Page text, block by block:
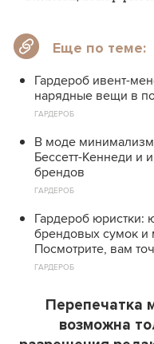
Еще по теме:
Гардероб ивент-
нарядные вещи в
ГАРДЕРОБ
В моде
Бессетт-Кеннеди и
брендов
ГАРДЕРОБ
Гардероб юристки:
брендовых сумок и
Посмотрите, вам
ГАРДЕРОБ
Перепечатка
возможна